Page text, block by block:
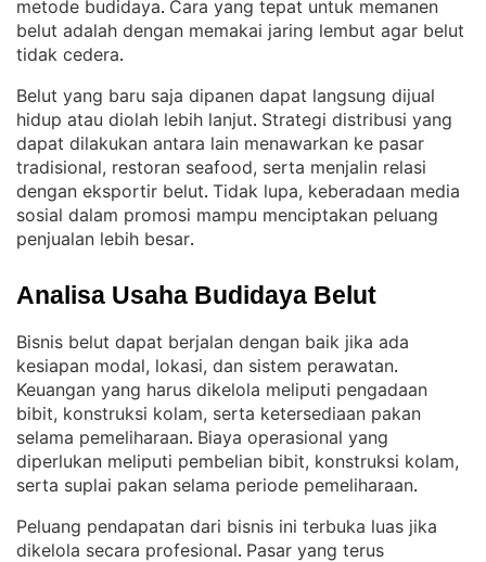
metode budidaya. Cara yang tepat untuk memanen
belut adalah dengan memakai jaring lembut agar belut
tidak cedera.
Belut yang baru saja dipanen dapat langsung dijual
hidup atau diolah lebih lanjut. Strategi distribusi yang
dapat dilakukan antara lain menawarkan ke pasar
tradisional, restoran seafood, serta menjalin relasi
dengan eksportir belut. Tidak lupa, keberadaan media
sosial dalam promosi mampu menciptakan peluang
penjualan lebih besar.
Analisa Usaha Budidaya Belut
Bisnis belut dapat berjalan dengan baik jika ada
kesiapan modal, lokasi, dan sistem perawatan
Keuangan yang harus dikelola meliputi pengadaan
bibit, konstruksi kolam, serta ketersediaan pakan
selama pemeliharaan. Biaya operasional yang
diperlukan meliputi pembelian bibit, konstruksi kolam,
serta suplai pakan selama periode pemeliharaan.
Peluang pendapatan dari bisnis ini terbuka luas jika
dikelola secara profesional. Pasar yang terus